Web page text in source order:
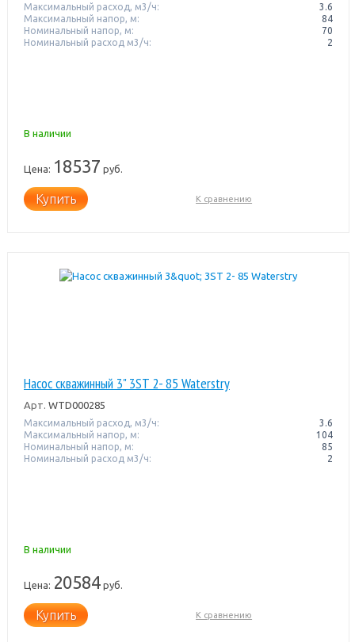
Максимальный расход, м3/ч:
3.6
Максимальный напор, м:
84
Номинальный напор, м:
70
Номинальный расход м3/ч:
2
В наличии
Цена: 18537 руб.
Купить К сравнению
Насос скважинный 3" 3ST 2- 85 Waterstry
Арт. WTD000285
Максимальный расход, м3/ч:
3.6
Максимальный напор, м:
104
Номинальный напор, м:
85
Номинальный расход м3/ч:
2
В наличии
Цена: 20584руб.
Купить К сравнению